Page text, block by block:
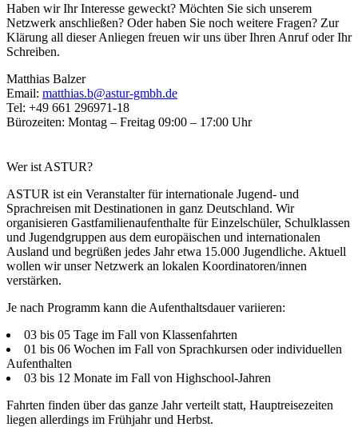
Haben wir Ihr Interesse geweckt? Möchten Sie sich unserem
Netzwerk anschließen? Oder haben Sie noch weitere Fragen? Zur
Klärung all dieser Anliegen freuen wir uns über Ihren Anruf oder Ihr
Schreiben.
Matthias Balzer
Email: matthias.b@astur-gmbh.de
Tel: +49 661 296971-18
Bürozeiten: Montag – Freitag 09:00 – 17:00 Uhr
Wer ist ASTUR?
ASTUR ist ein Veranstalter für internationale Jugend- und
Sprachreisen mit Destinationen in ganz Deutschland. Wir
organisieren Gastfamilienaufenthalte für Einzelschüler, Schulklassen
und Jugendgruppen aus dem europäischen und internationalen
Ausland und begrüßen jedes Jahr etwa 15.000 Jugendliche. Aktuell
wollen wir unser Netzwerk an lokalen Koordinatoren/innen
verstärken.
Je nach Programm kann die Aufenthaltsdauer variieren:
03 bis 05 Tage im Fall von Klassenfahrten
01 bis 06 Wochen im Fall von Sprachkursen oder individuellen
Aufenthalten
03 bis 12 Monate im Fall von Highschool-Jahren
Fahrten finden über das ganze Jahr verteilt statt, Hauptreisezeiten
liegen allerdings im Frühjahr und Herbst.